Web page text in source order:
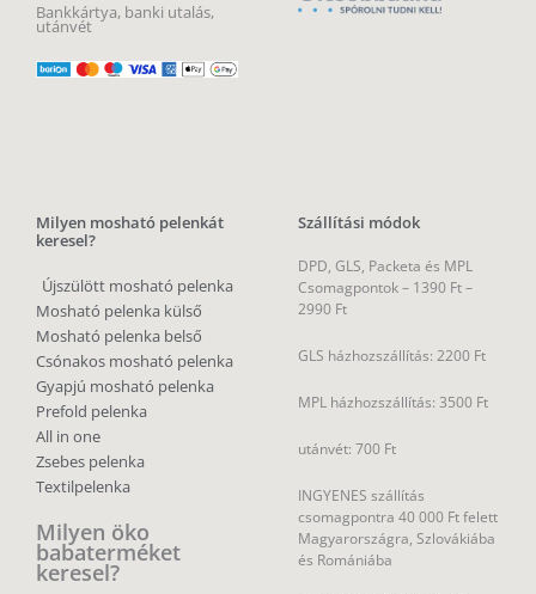
Bankkártya, banki utalás,
utánvét
Milyen mosható pelenkát
keresel?
Újszülött mosható pelenka
Mosható pelenka külső
Mosható pelenka belső
Csónakos mosható pelenka
Gyapjú mosható pelenka
Prefold pelenka
All in one
Zsebes pelenka
Textilpelenka
Milyen öko
babaterméket
keresel?
Szállítási módok
DPD, GLS, Packeta és MPL
Csomagpontok – 1390 Ft –
2990 Ft
GLS házhozszállítás: 2200 Ft
MPL házhozszállítás: 3500 Ft
utánvét: 700 Ft
INGYENES szállítás
csomagpontra 40 000 Ft felett
Magyarországra, Szlovákiába
és Romániába